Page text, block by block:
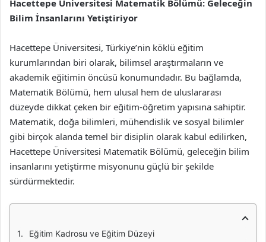
Hacettepe Üniversitesi Matematik Bölümü: Geleceğin
Bilim İnsanlarını Yetiştiriyor
Hacettepe Üniversitesi, Türkiye’nin köklü eğitim
kurumlarından biri olarak, bilimsel araştırmaların ve
akademik eğitimin öncüsü konumundadır. Bu bağlamda,
Matematik Bölümü, hem ulusal hem de uluslararası
düzeyde dikkat çeken bir eğitim-öğretim yapısına sahiptir.
Matematik, doğa bilimleri, mühendislik ve sosyal bilimler
gibi birçok alanda temel bir disiplin olarak kabul edilirken,
Hacettepe Üniversitesi Matematik Bölümü, geleceğin bilim
insanlarını yetiştirme misyonunu güçlü bir şekilde
sürdürmektedir.
Eğitim Kadrosu ve Eğitim Düzeyi